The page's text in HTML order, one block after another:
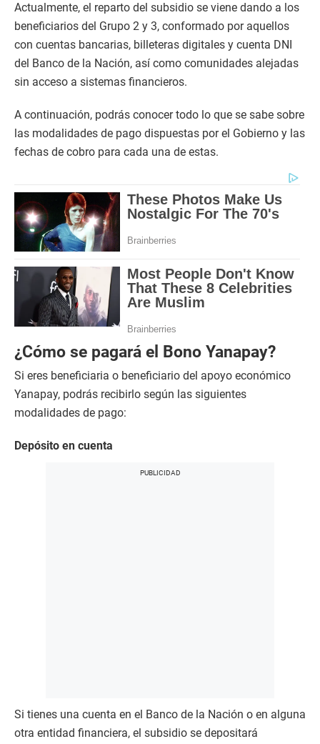
Actualmente, el reparto del subsidio se viene dando a los
beneficiarios del Grupo 2 y 3, conformado por aquellos
con cuentas bancarias, billeteras digitales y cuenta DNI
del Banco de la Nación, así como comunidades alejadas
sin acceso a sistemas financieros.
A continuación, podrás conocer todo lo que se sabe sobre
las modalidades de pago dispuestas por el Gobierno y las
fechas de cobro para cada una de estas.
¿Cómo se pagará el Bono Yanapay?
Si eres beneficiaria o beneficiario del apoyo económico
Yanapay, podrás recibirlo según las siguientes
modalidades de pago:
Depósito en cuenta
Si tienes una cuenta en el Banco de la Nación o en alguna
otra entidad financiera, el subsidio se depositará